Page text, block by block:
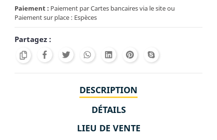
Paiement : Paiement par Cartes bancaires via le site ou
Paiement sur place : Espèces
Partagez :
DESCRIPTION
DÉTAILS
LIEU DE VENTE